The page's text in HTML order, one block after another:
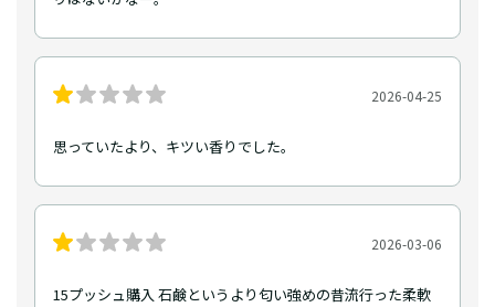
2026-04-25
思っていたより、キツい香りでした。
2026-03-06
15プッシュ購入 石鹸というより匂い強めの昔流行った柔軟